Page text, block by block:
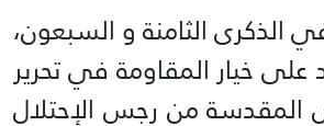
الذكرى الثامنة و السبعون،
على خيار المقاومة في تحرير
المقدسة من رجس الإحتلال